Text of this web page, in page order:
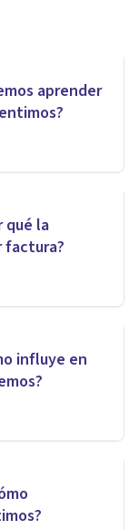
aprender
qué la
factura?
influye en